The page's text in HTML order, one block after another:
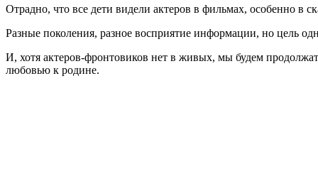
Отрадно, что все дети видели актеров в фильмах, особенно в
Разные поколения, разное восприятие информации, но цель
И, хотя актеров-фронтовиков нет в живых, мы будем
любовью к родине.